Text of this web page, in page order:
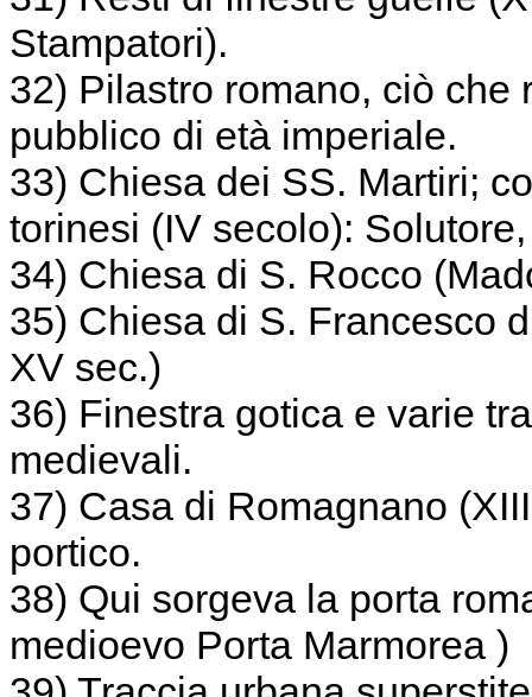
Stampatori).
32) Pilastro romano, ciò che
pubblico di età imperiale.
33) Chiesa dei SS. Martiri;
torinesi (IV secolo):
34) Chiesa di S. Rocco
35) Chiesa di S. Francesco
XV sec.)
36) Finestra gotica e varie
medievali.
37) Casa di Romagnano
portico.
38) Qui sorgeva la porta
medioevo Porta Marmorea )